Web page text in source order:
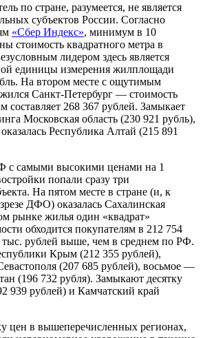
по стране, разумеется, не является
субъектов России. Согласно
«Сбер Индекс», минимум в 10
стоимость квадратного метра в
лидером здесь является
единицы измерения жилплощади
На втором месте с ощутимым
Санкт-Петербург — стоимость
составляет 268 367 рублей. Замыкает
Московская область (230 921 рубль),
Республика Алтай (215 891
с самыми высокими ценами на 1
попали сразу три
На пятом месте в стране (и, к
ДФО) оказалась Сахалинская
рынке жилья один «квадрат»
обходится покупателям в 212 754
рублей выше, чем в среднем по РФ.
Крым (212 355 рублей),
(207 685 рублей), восьмое —
(196 732 рубля). Замыкают десятку
939 рублей) и Камчатский край
цен в вышеперечисленных регионах,